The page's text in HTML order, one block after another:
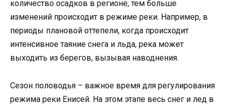
количество осадков в регионе, тем больше
изменений происходит в режиме реки. Например, в
периоды плановой оттепели, когда происходит
интенсивное таяние снега и льда, река может
выходить из берегов, вызывая наводнения.
Сезон половодья – важное время для регулирования
режима реки Енисей. На этом этапе весь снег и лед в